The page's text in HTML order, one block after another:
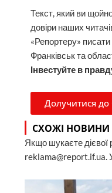
Текст, який ви
довіри наших
«Репортеру»
Франківськ та
Інвестуйте в
Долучитися до
СХОЖІ НОВИНИ
Якщо шукаєте дієвої
reklama@report.if.ua.